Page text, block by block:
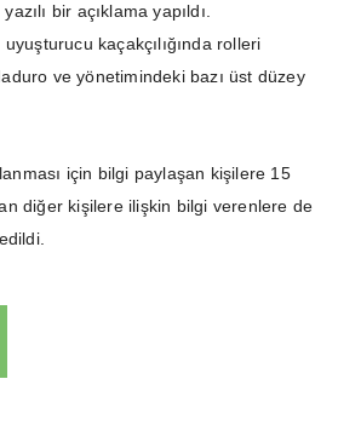
bir açıklama yapıldı.
uyuşturucu kaçakçılığında rolleri
ve yönetimindeki bazı üst düzey
için bilgi paylaşan kişilere 15
diğer kişilere ilişkin bilgi verenlere de